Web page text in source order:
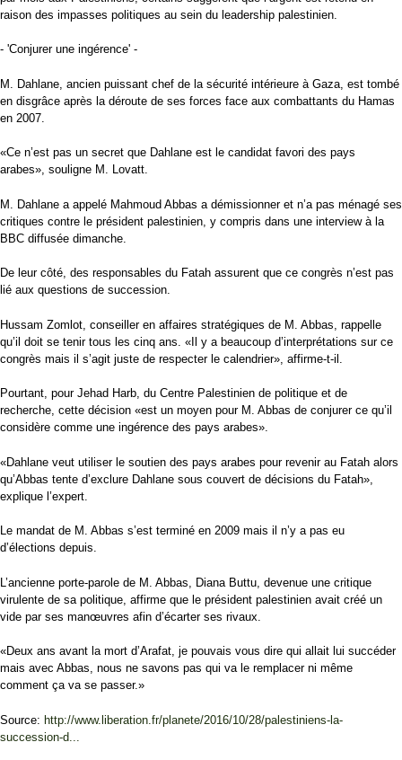
raison des impasses politiques au sein du leadership palestinien.
- 'Conjurer une ingérence' -
M. Dahlane, ancien puissant chef de la sécurité intérieure à Gaza, est tombé
en disgrâce après la déroute de ses forces face aux combattants du Hamas
en 2007.
«Ce n’est pas un secret que Dahlane est le candidat favori des pays
arabes», souligne M. Lovatt.
M. Dahlane a appelé Mahmoud Abbas a démissionner et n’a pas ménagé ses
critiques contre le président palestinien, y compris dans une interview à la
BBC diffusée dimanche.
De leur côté, des responsables du Fatah assurent que ce congrès n’est pas
lié aux questions de succession.
Hussam Zomlot, conseiller en affaires stratégiques de M. Abbas, rappelle
qu’il doit se tenir tous les cinq ans. «Il y a beaucoup d’interprétations sur ce
congrès mais il s’agit juste de respecter le calendrier», affirme-t-il.
Pourtant, pour Jehad Harb, du Centre Palestinien de politique et de
recherche, cette décision «est un moyen pour M. Abbas de conjurer ce qu’il
considère comme une ingérence des pays arabes».
«Dahlane veut utiliser le soutien des pays arabes pour revenir au Fatah alors
qu’Abbas tente d’exclure Dahlane sous couvert de décisions du Fatah»,
explique l’expert.
Le mandat de M. Abbas s’est terminé en 2009 mais il n’y a pas eu
d’élections depuis.
L’ancienne porte-parole de M. Abbas, Diana Buttu, devenue une critique
virulente de sa politique, affirme que le président palestinien avait créé un
vide par ses manœuvres afin d’écarter ses rivaux.
«Deux ans avant la mort d’Arafat, je pouvais vous dire qui allait lui succéder
mais avec Abbas, nous ne savons pas qui va le remplacer ni même
comment ça va se passer.»
Source: http://www.liberation.fr/planete/2016/10/28/palestiniens-la-
succession-d...